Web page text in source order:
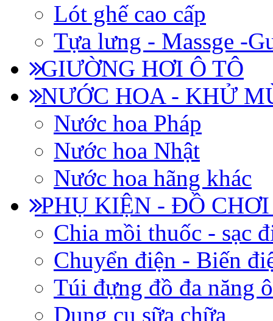
Lót ghế cao cấp
Tựa lưng - Massge -
GIƯỜNG HƠI Ô TÔ
NƯỚC HOA - KHỬ
Nước hoa Pháp
Nước hoa Nhật
Nước hoa hãng khác
PHỤ KIỆN - ĐỒ
Chia mồi thuốc - sạc
Chuyển điện - Biến
Túi đựng đồ đa năng
Dụng cụ sữa chữa